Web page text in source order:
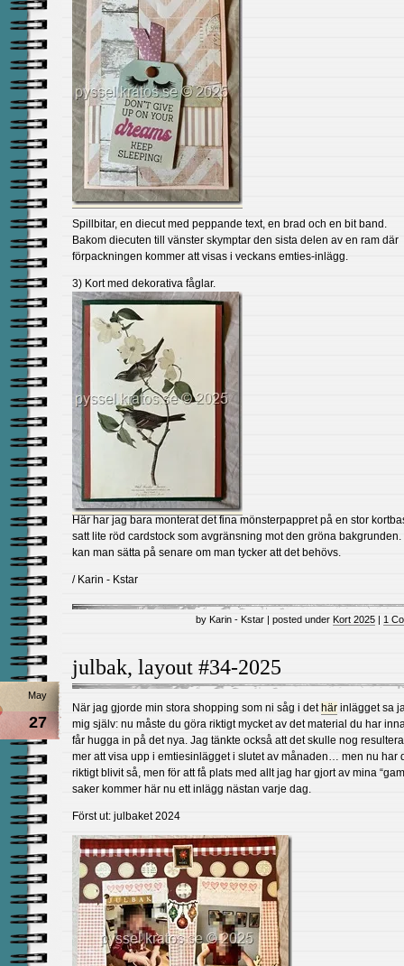
Spillbitar, en diecut med peppande text, en brad och en bit band.
Bakom diecuten till vänster skymptar den sista delen av en ram där
förpackningen kommer att visas i veckans emties-inlägg.
3) Kort med dekorativa fåglar.
Här har jag bara monterat det fina mönsterpappret på en stor
satt lite röd cardstock som avgränsning mot den gröna bakgrunden.
kan man sätta på senare om man tycker att det behövs.
/ Karin - Kstar
by Karin - Kstar | posted under Kort 2025 | 1
julbak, layout #34-2025
May
27
När jag gjorde min stora shopping som ni såg i det här inlägget sa
mig själv: nu måste du göra riktigt mycket av det material du har
får hugga in på det nya. Jag tänkte också att det skulle nog
mer att visa upp i emtiesinlägget i slutet av månaden… men nu har
riktigt blivit så, men för att få plats med allt jag har gjort av mina
saker kommer här nu ett inlägg nästan varje dag.
Först ut: julbaket 2024